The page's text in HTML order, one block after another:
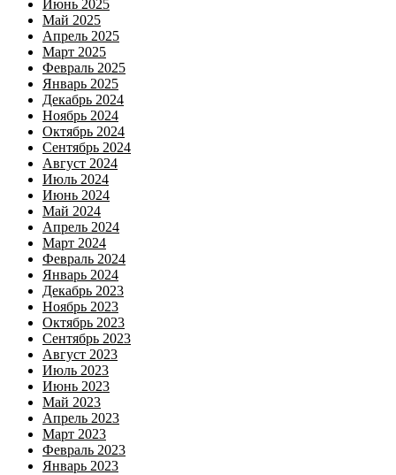
Июнь 2025
Май 2025
Апрель 2025
Март 2025
Февраль 2025
Январь 2025
Декабрь 2024
Ноябрь 2024
Октябрь 2024
Сентябрь 2024
Август 2024
Июль 2024
Июнь 2024
Май 2024
Апрель 2024
Март 2024
Февраль 2024
Январь 2024
Декабрь 2023
Ноябрь 2023
Октябрь 2023
Сентябрь 2023
Август 2023
Июль 2023
Июнь 2023
Май 2023
Апрель 2023
Март 2023
Февраль 2023
Январь 2023